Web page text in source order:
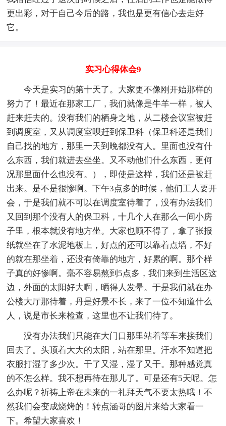
更出彩，对于自己今后的路，我也是更有信心去走好
它。
实习心得体会9
今天是实习的第十天了。大家更不像刚开始那样的
努力了！最近在那家工厂，我们就像是牛羊一样，被人
赶来赶去的。没有我们的栖身之地，从二楼会议室被赶
到调度室，又从调度室呗赶到保卫科（保卫科还是我们
自己找的地方，那里一天到晚都没有人。里面也没有什
么东西，我们就进去坐坐。又不动他们什么东西，更何
况那里面什么也没有。），即使是这样，我们还是被赶
出来。是不是很惨啊。下午3点多的时候，他们工人要开
会，于是我们就不可以在调度室待着了，没有办法我们
又回到那个没有人的保卫科，十几个人在那么一间小房
子里，根本就没有地方坐。大家也顾不得了，拿了张报
纸就坐在了水泥地板上，好点的还可以靠着点墙，不好
的就在那坐着，还没有倚靠的地方，好累的啊。那个样
子真的好惨啊。毫不容易熬到5点多，我们来到生活区这
边，外面的太阳好大啊，晒得人发晕。于是我们就在办
公楼大厅那待着，丹是好景不长，来了一位不知道什么
人，说是市长来检查，这里也不让我们待了。
没有办法我们只能在大门口那里站着等车来接我们
回去了。头顶着大大的太阳，站在那里。汗水不知道把
衣服打湿了多少次。干了又湿，湿了又干。那种感觉真
的不怎么样。我不想再待在那儿了。可是还有5天呢。怎
么办呢？祈祷上帝在未来的一礼拜天气不要太热哦！不
然我们会变成烧烤的！转点涵哥的图片来给大家看一
下。希望大家喜欢！